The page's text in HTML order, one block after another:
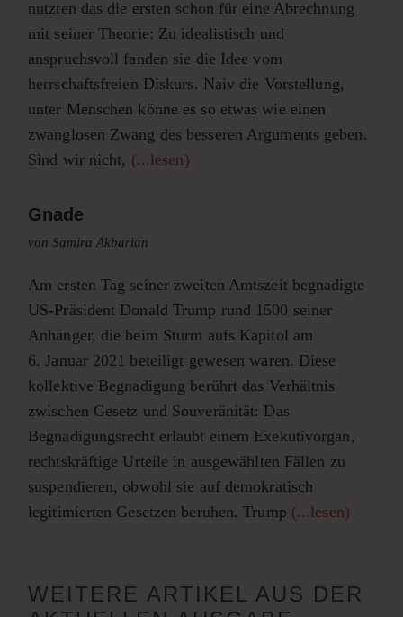
nutzten das die ersten schon für eine Abrechnung
mit seiner Theorie: Zu idealistisch und
anspruchsvoll fanden sie die Idee vom
herrschaftsfreien Diskurs. Naiv die Vorstellung,
unter Menschen könne es so etwas wie einen
zwanglosen Zwang des besseren Arguments geben.
Sind wir nicht, (...lesen)
Gnade
von Samira Akbarian
Am ersten Tag seiner zweiten Amtszeit begnadigte
US-Präsident Donald Trump rund 1500 seiner
Anhänger, die beim Sturm aufs Kapitol am
6. Januar 2021 beteiligt gewesen waren. Diese
kollektive Begnadigung berührt das Verhältnis
zwischen Gesetz und Souveränität: Das
Begnadigungsrecht erlaubt einem Exekutivorgan,
rechtskräftige Urteile in ausgewählten Fällen zu
suspendieren, obwohl sie auf demokratisch
legitimierten Gesetzen beruhen. Trump (...lesen)
WEITERE ARTIKEL AUS DER